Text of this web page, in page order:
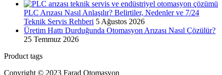
PLC Arızası Nasıl Anlaşılır? Belirtiler, Nedenler ve 7/24
Teknik Servis Rehberi 5 Ağustos 2026
Üretim Hattı Durduğunda Otomasyon Arızası Nasıl Çözülür?
25 Temmuz 2026
Product tags
Copyright © 2023 Farad Otomasyon